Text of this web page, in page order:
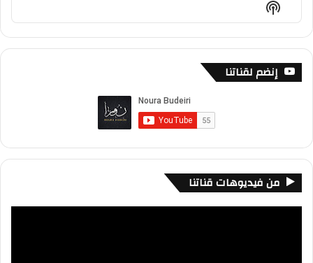
Show
Podcast
Information
إنضم لقناتنا
من فيديوهات قناتنا